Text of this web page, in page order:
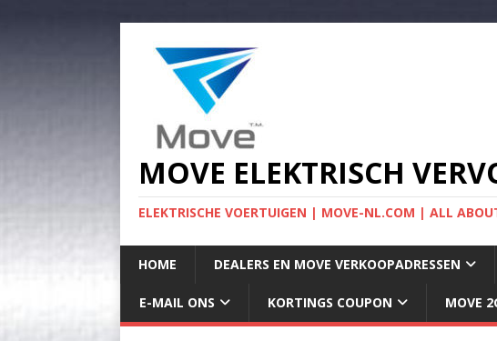
MOVE ELEKTRISCH
ELEKTRISCHE VOERTUIGEN | MOVE-NL.COM | ALL
HOME DEALERS EN MOVE VERKOOPADRESSEN
E-MAIL ONS KORTINGS COUPON MOVE